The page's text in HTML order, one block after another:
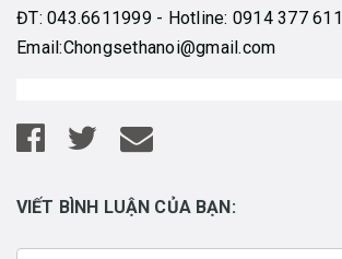
ĐT: 043.6611999 - Hotline: 0914 377 611
Email:Chongsethanoi@gmail.com
VIẾT BÌNH LUẬN CỦA BẠN: